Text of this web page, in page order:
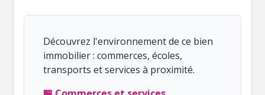
Découvrez l'environnement de ce bien
immobilier : commerces, écoles,
transports et services à proximité.